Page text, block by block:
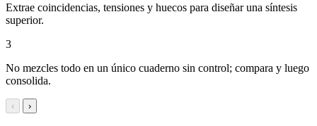
Extrae coincidencias, tensiones y huecos para diseñar una síntesis
superior.
3
No mezcles todo en un único cuaderno sin control; compara y luego
consolida.
‹ ›